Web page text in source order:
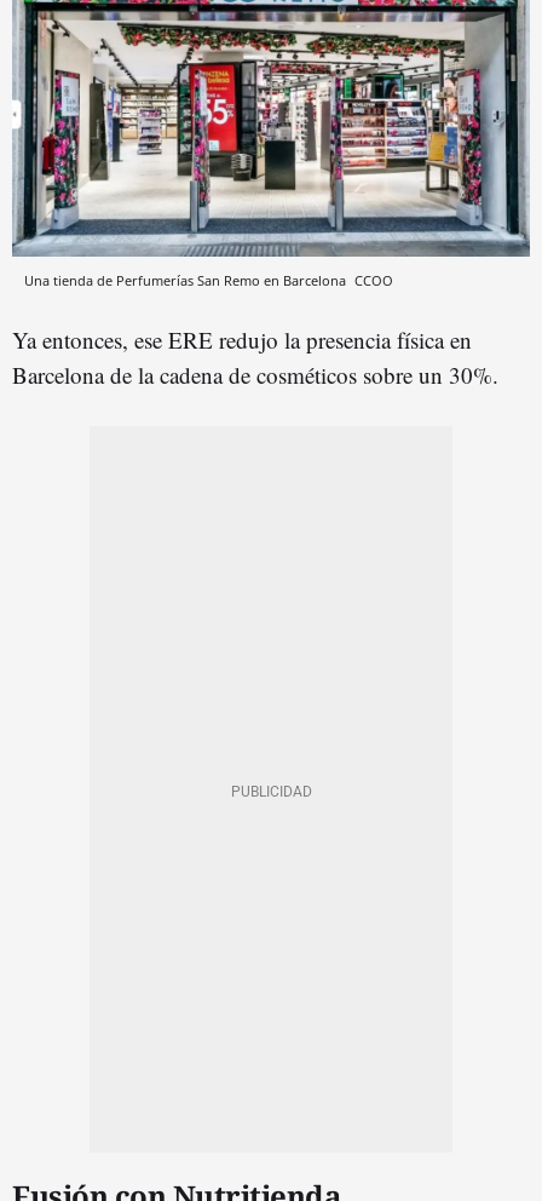
Una tienda de Perfumerías San Remo en Barcelona CCOO
Ya entonces, ese ERE redujo la presencia física en
Barcelona de la cadena de cosméticos sobre un 30%.